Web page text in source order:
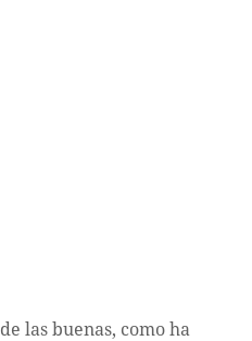
las buenas, como ha